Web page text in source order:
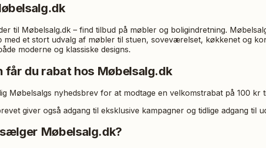
til Møbelsalg.dk – find tilbud på møbler og boligindretning.
med et stort udvalg af møbler til stuen, soveværelset, køkkenet og
moderne og klassiske designs.
får du rabat hos Møbelsalg.dk
Møbelsalgs nyhedsbrev for at modtage en velkomstrabat på 100 kr
giver også adgang til eksklusive kampagner og tidlige adgang til
Møbelsalg.dk?